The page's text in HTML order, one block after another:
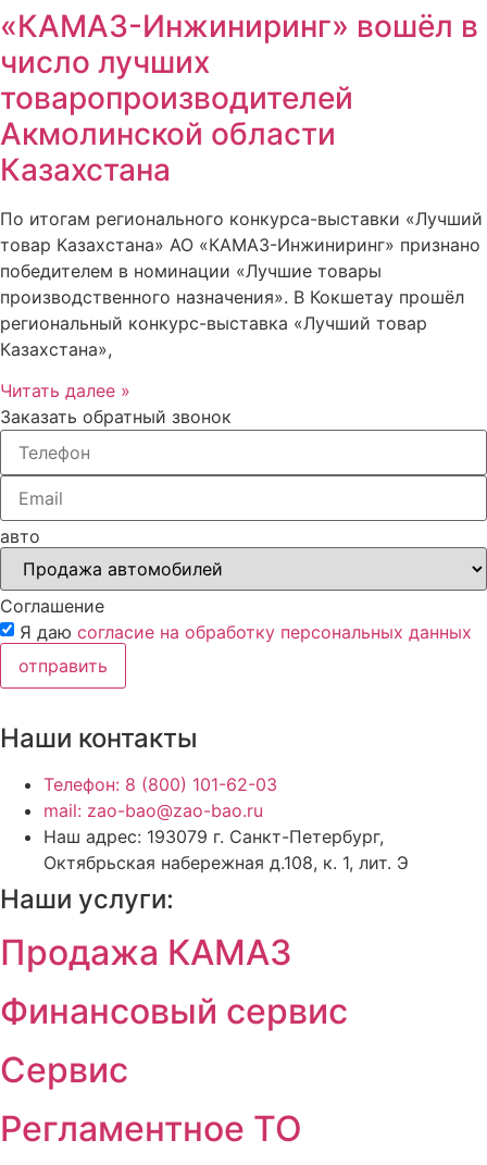
«КАМАЗ-Инжиниринг» вошёл в
число лучших
товаропроизводителей
Акмолинской области
Казахстана
По итогам регионального конкурса-выставки «Лучший
товар Казахстана» АО «КАМАЗ-Инжиниринг» признано
победителем в номинации «Лучшие товары
производственного назначения». В Кокшетау прошёл
региональный конкурс-выставка «Лучший товар
Казахстана»,
Читать далее »
Заказать обратный звонок
авто
Соглашение
Я даю согласие на обработку персональных данных
отправить
Наши контакты
Телефон: 8 (800) 101-62-03
mail: zao-bao@zao-bao.ru
Наш адрес: 193079 г. Санкт-Петербург,
Октябрьская набережная д.108, к. 1, лит. Э
Наши услуги:
Продажа КАМАЗ
Финансовый сервис
Сервис
Регламентное ТО